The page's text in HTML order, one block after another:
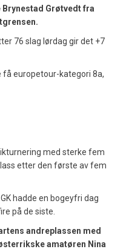
Grøtvedt fra
76 slag lørdag gir det +7
få europetour-kategori 8a,
med sterke fem
etter den første av fem
hadde en bogeyfri dag
på de siste.
andreplassen med
amatøren Nina